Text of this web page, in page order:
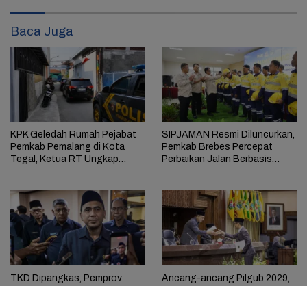
3
Baca Juga
KPK Geledah Rumah Pejabat
Pemkab Pemalang di Kota
Tegal, Ketua RT Ungkap
SIPJAMAN Resmi Diluncurkan,
Pemkab Brebes Percepat
Perbaikan Jalan Berbasis
TKD Dipangkas, Pemprov
Ancang-ancang Pilgub 2029,